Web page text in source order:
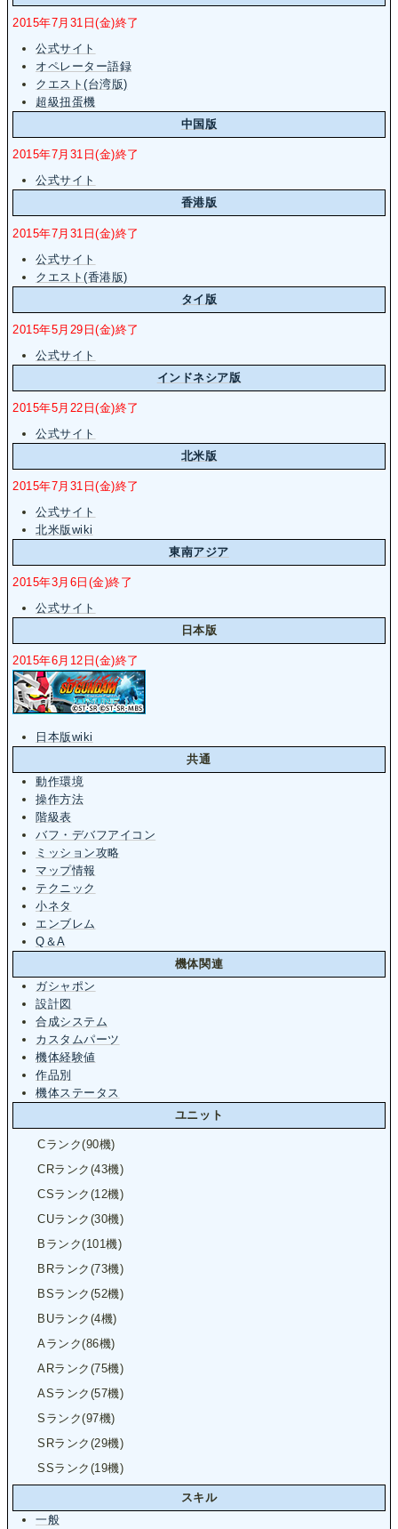
2015年7月31日(金)終了
公式サイト
オペレーター語録
クエスト(台湾版)
超級扭蛋機
中国版
2015年7月31日(金)終了
公式サイト
香港版
2015年7月31日(金)終了
公式サイト
クエスト(香港版)
タイ版
2015年5月29日(金)終了
公式サイト
インドネシア版
2015年5月22日(金)終了
公式サイト
北米版
2015年7月31日(金)終了
公式サイト
北米版wiki
東南アジア
2015年3月6日(金)終了
公式サイト
日本版
2015年6月12日(金)終了
日本版wiki
共通
動作環境
操作方法
階級表
バフ・デバフアイコン
ミッション攻略
マップ情報
テクニック
小ネタ
エンブレム
Q＆A
機体関連
ガシャポン
設計図
合成システム
カスタムパーツ
機体経験値
作品別
機体ステータス
ユニット
Cランク(90機)
CRランク(43機)
CSランク(12機)
CUランク(30機)
Bランク(101機)
BRランク(73機)
BSランク(52機)
BUランク(4機)
Aランク(86機)
ARランク(75機)
ASランク(57機)
Sランク(97機)
SRランク(29機)
SSランク(19機)
スキル
一般